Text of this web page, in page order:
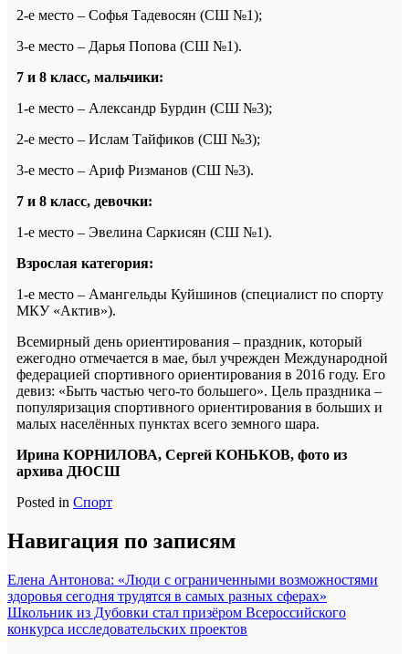
2-е место – Софья Тадевосян (СШ №1);
3-е место – Дарья Попова (СШ №1).
7 и 8 класс, мальчики:
1-е место – Александр Бурдин (СШ №3);
2-е место – Ислам Тайфиков (СШ №3);
3-е место – Ариф Ризманов (СШ №3).
7 и 8 класс, девочки:
1-е место – Эвелина Саркисян (СШ №1).
Взрослая категория:
1-е место – Амангельды Куйшинов (специалист по спорту
МКУ «Актив»).
Всемирный день ориентирования – праздник, который
ежегодно отмечается в мае, был учрежден Международной
федерацией спортивного ориентирования в 2016 году. Его
девиз: «Быть частью чего-то большего». Цель праздника –
популяризация спортивного ориентирования в больших и
малых населённых пунктах всего земного шара.
Ирина КОРНИЛОВА, Сергей КОНЬКОВ, фото из
архива ДЮСШ
Posted in Спорт
Навигация по записям
Елена Антонова: «Люди с ограниченными возможностями
здоровья сегодня трудятся в самых разных сферах»
Школьник из Дубовки стал призёром Всероссийского
конкурса исследовательских проектов